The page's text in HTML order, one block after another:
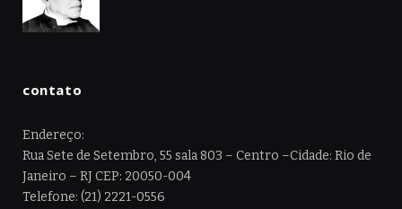
contato
Endereço:
Rua Sete de Setembro, 55 sala 803 – Centro –Cidade: Rio de
Janeiro – RJ CEP: 20050-004
Telefone: (21) 2221-0556